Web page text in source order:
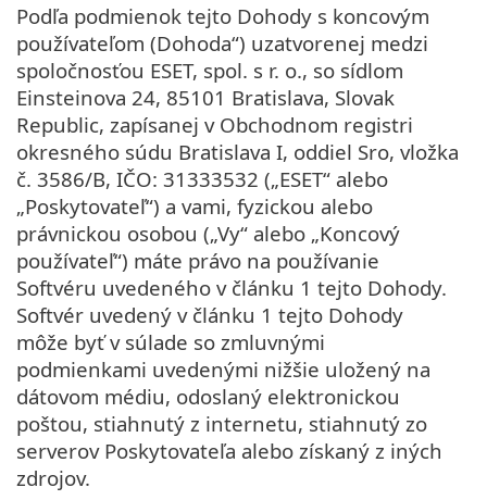
Podľa podmienok tejto Dohody s koncovým
používateľom (Dohoda“) uzatvorenej medzi
spoločnosťou ESET, spol. s r. o., so sídlom
Einsteinova 24, 85101 Bratislava, Slovak
Republic, zapísanej v Obchodnom registri
okresného súdu Bratislava I, oddiel Sro, vložka
č. 3586/B, IČO: 31333532 („ESET“ alebo
„Poskytovateľ“) a vami, fyzickou alebo
právnickou osobou („Vy“ alebo „Koncový
používateľ“) máte právo na používanie
Softvéru uvedeného v článku 1 tejto Dohody.
Softvér uvedený v článku 1 tejto Dohody
môže byť v súlade so zmluvnými
podmienkami uvedenými nižšie uložený na
dátovom médiu, odoslaný elektronickou
poštou, stiahnutý z internetu, stiahnutý zo
serverov Poskytovateľa alebo získaný z iných
zdrojov.